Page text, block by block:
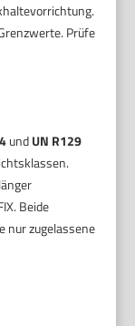
Prüfe
undUN R129
Beide
nur zugelassene